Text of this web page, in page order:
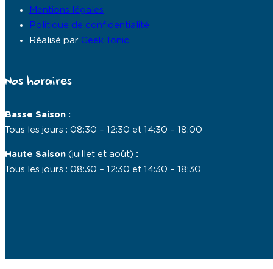
Mentions légales
Politique de confidentialité
Réalisé par Geek Tonic
Nos horaires
Basse Saison :
Tous les jours : 08:30 – 12:30 et 14:30 – 18:00
Haute Saison (juillet et août) :
Tous les jours : 08:30 – 12:30 et 14:30 – 18:30